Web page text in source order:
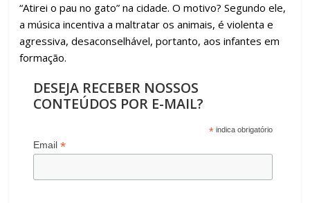
“Atirei o pau no gato” na cidade. O motivo? Segundo ele,
a música incentiva a maltratar os animais, é violenta e
agressiva, desaconselhável, portanto, aos infantes em
formação.
DESEJA RECEBER NOSSOS
CONTEÚDOS POR E-MAIL?
* indica obrigatório
Email*